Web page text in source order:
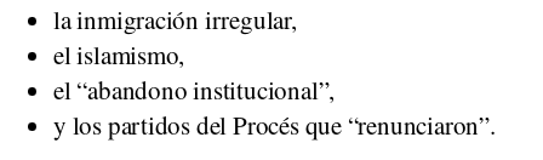
la inmigración irregular,
el islamismo,
el “abandono institucional”,
y los partidos del Procés que “renunciaron”.